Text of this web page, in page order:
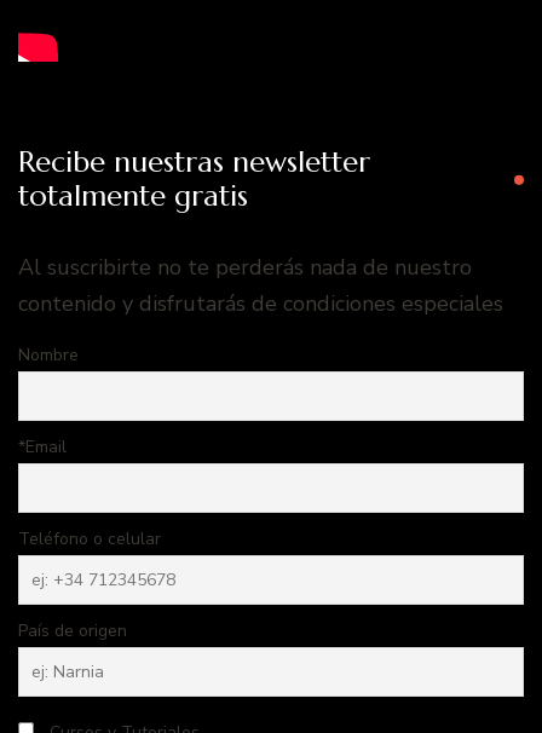
Recibe nuestras newsletter
totalmente gratis
Al suscribirte no te perderás nada de nuestro
contenido y disfrutarás de condiciones especiales
Nombre
*Email
Teléfono o celular
País de origen